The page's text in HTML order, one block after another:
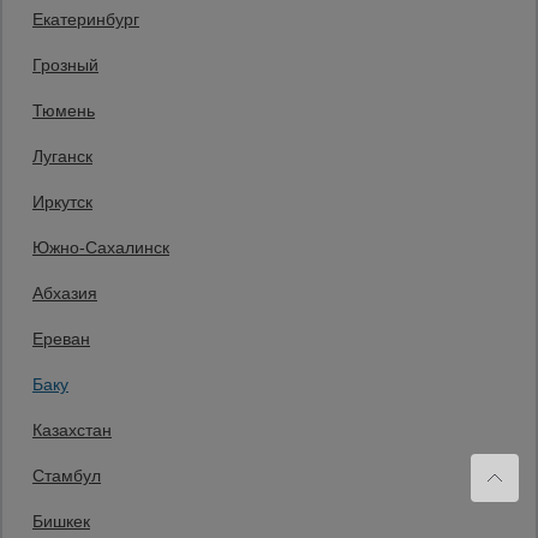
Екатеринбург
Грозный
Тюмень
Луганск
Иркутск
Южно-Сахалинск
Абхазия
Ереван
Баку
Казахстан
Стамбул
Бишкек
+994 55 388 22 82
Заказать звонок
Пн.-Пт. 9:00 - 18:00 Сб. 10:00-14:00 Вс. выходной
Принимаем к оплате
Все права защищены и охраняются законом. © 2008-2026 ООО
«Промышленник» Продажа строительных конструкций и другого
данных и пользовательского соглашения каждый раз, когда оставляете
свои данные в любой форме обратной связи на сайте prom23.ru и его
Сайт применяет рекомендательные технологии.